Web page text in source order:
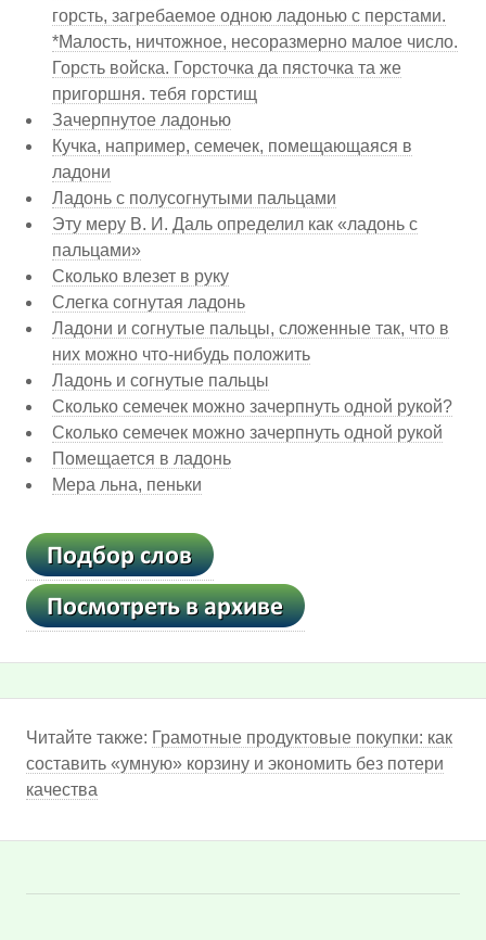
горсть, загребаемое одною ладонью с перстами.
*Малость, ничтожное, несоразмерно малое число.
Горсть войска. Горсточка да пясточка та же
пригоршня. тебя горстищ
Зачерпнутое ладонью
Кучка, например, семечек, помещающаяся в
ладони
Ладонь с полусогнутыми пальцами
Эту меру В. И. Даль определил как «ладонь с
пальцами»
Сколько влезет в руку
Слегка согнутая ладонь
Ладони и согнутые пальцы, сложенные так, что в
них можно что-нибудь положить
Ладонь и согнутые пальцы
Сколько семечек можно зачерпнуть одной рукой?
Сколько семечек можно зачерпнуть одной рукой
Помещается в ладонь
Мера льна, пеньки
Читайте также: Грамотные продуктовые покупки: как
составить «умную» корзину и экономить без потери
качества